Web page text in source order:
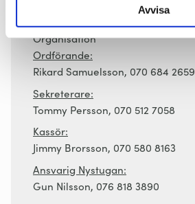
Avvisa
Kontaktinformation
Organisation
Ordförande:
Rikard Samuelsson, 070 684 2659
Sekreterare:
Tommy Persson, 070 512 7058
Kassör:
Jimmy Brorsson, 070 580 8163
Ansvarig Nystugan:
Gun Nilsson, 076 818 3890